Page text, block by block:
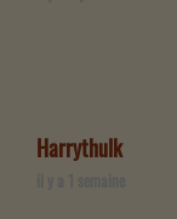
Harrythulk